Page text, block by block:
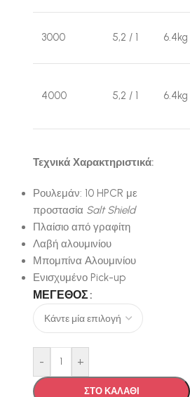
3000 5,2 / 1 6.4kg
4000 5,2 / 1 6.4kg
Τεχνικά Χαρακτηριστικά:
Ρουλεμάν: 10 HPCR με
προστασία Salt Shield
Πλαίσιο από γραφίτη
Λαβή αλουμινίου
Μπομπίνα Αλουμινίου
Ενισχυμένο Pick-up
ΜΈΓΕΘΟΣ
- +
ΣΤΟ ΚΑΛΑΘΙ